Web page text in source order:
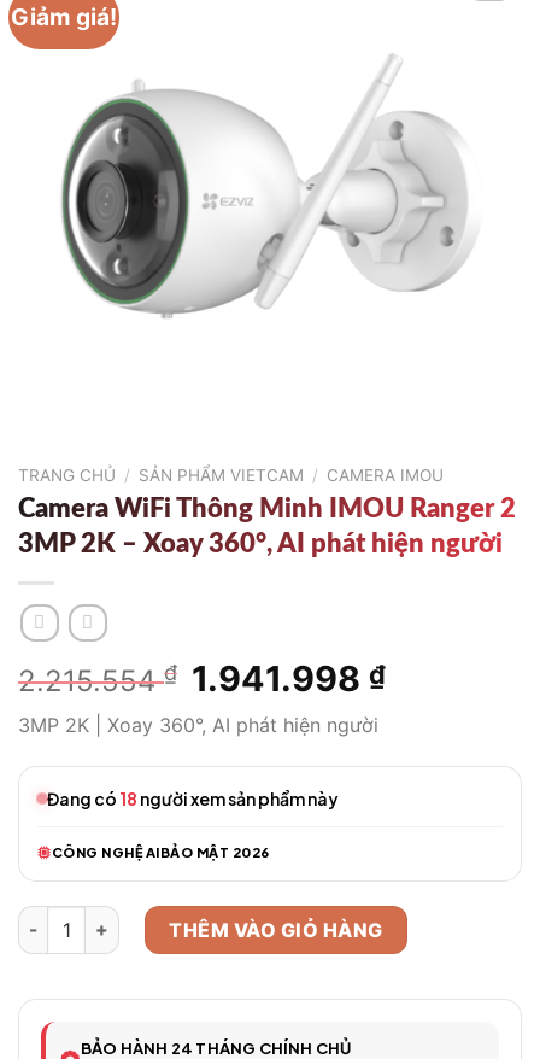
Giảm giá!
TRANG CHỦ / SẢN PHẨM VIETCAM / CAMERA IMOU
Camera WiFi Thông Minh IMOU Ranger 2
3MP 2K – Xoay 360°, AI phát hiện người
2.215.554₫
Giá
gốc
là:
2.215.554 ₫.
1.941.998 ₫Giá
là:
3MP 2K | Xoay 360°, AI phát hiện người
Đang có 18 người xem sản phẩm này
CÔNG NGHỆ AIBẢO MẬT 2026
Camera WiFi Thông Minh IMOU Ranger 2 3MP 2K - Xoay
THÊM VÀO GIỎ HÀNG
BẢO HÀNH 24 THÁNG CHÍNH CHỦ